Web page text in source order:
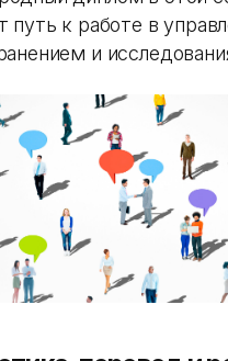
путь к работе в
и